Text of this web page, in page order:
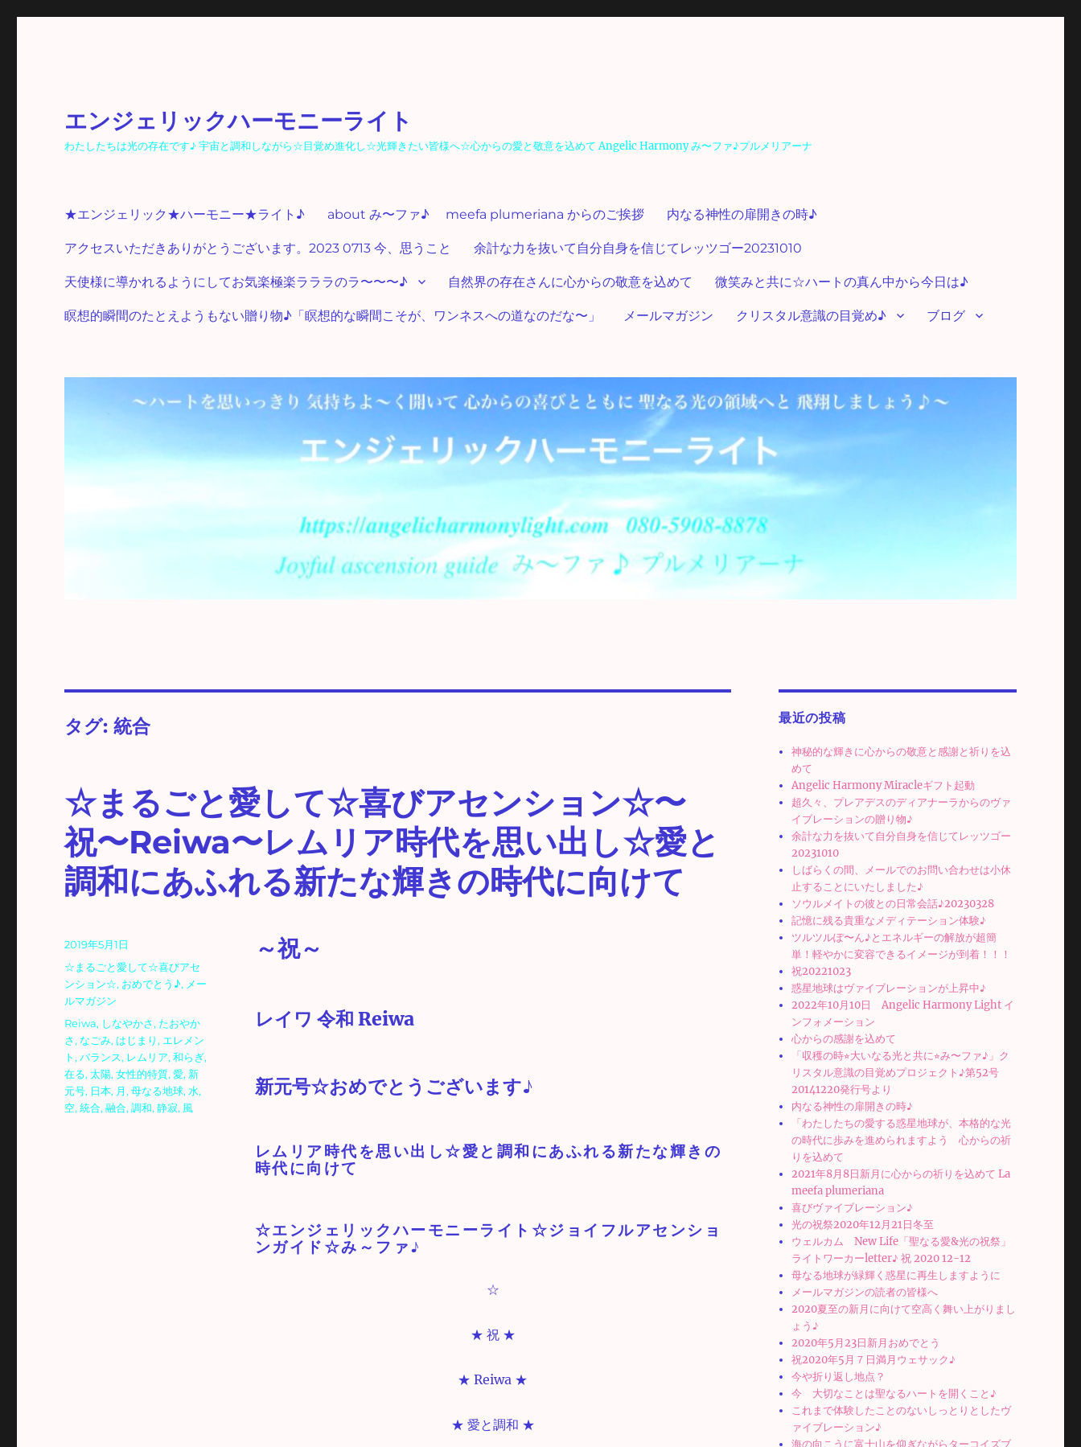
エンジェリックハーモニーライト
わたしたちは光の存在です♪ 宇宙と調和しながら☆目覚め進化し☆光輝きたい皆様へ☆心からの愛と敬意を込めて Angelic Harmony み〜ファ♪プルメリアーナ
★エンジェリック★ハーモニー★ライト♪ about み〜ファ♪ meefa plumeriana からのご挨拶 内なる神性の扉開きの時♪
アクセスいただきありがとうございます。2023 0713 今、思うこと 余計な力を抜いて自分自身を信じてレッツゴー20231010
天使様に導かれるようにしてお気楽極楽ラララのラ〜〜〜♪ 自然界の存在さんに心からの敬意を込めて 微笑みと共に☆ハートの真ん中から今日は♪
瞑想的瞬間のたとえようもない贈り物♪「瞑想的な瞬間こそが、ワンネスへの道なのだな〜」 メールマガジン クリスタル意識の目覚め♪ ブログ
タグ:統合
☆まるごと愛して☆喜びアセンション☆〜
祝〜Reiwa〜レムリア時代を思い出し☆愛と
調和にあふれる新たな輝きの時代に向けて
～祝～
レイワ 令和 Reiwa
新元号☆おめでとうございます♪
レムリア時代を思い出し☆愛と調和にあふれる新たな輝きの
時代に向けて
☆エンジェリックハーモニーライト☆ジョイフルアセンショ
ンガイド☆み～ファ♪
☆
★ 祝 ★
★ Reiwa ★
★ 愛と調和 ★
投
稿
2019年5月1日
カ
テ
ゴ
リ
ー
☆まるごと愛して☆喜びアセ
ンション☆, おめでとう♪, メー
ルマガジン
タ
グ
Reiwa, しなやかさ, たおやか
さ,なごみ, はじまり , エレメン
ト ,バランス, レムリア,和らぎ,
在る,太陽,女性的特質,愛, 新
元号, 日本, 月,母なる地球,水,
空,統合,融合,調和,静寂, 風
最近の投稿
神秘的な輝きに心からの敬意と感謝と祈りを込
めて
Angelic Harmony Miracleギフト起動
超久々、プレアデスのディアナーラからのヴァ
イブレーションの贈り物♪
余計な力を抜いて自分自身を信じてレッツゴー
20231010
しばらくの間、メールでのお問い合わせは小休
止することにいたしました♪
ソウルメイトの彼との日常会話♪20230328
記憶に残る貴重なメディテーション体験♪
ツルツルぽ〜ん♪とエネルギーの解放が超簡
単！軽やかに変容できるイメージが到着！！！
祝20221023
惑星地球はヴァイブレーションが上昇中♪
2022年10月10日 Angelic Harmony Light イ
ンフォメーション
心からの感謝を込めて
「収穫の時⭐︎大いなる光と共に⭐︎み〜ファ♪」ク
リスタル意識の目覚めプロジェクト♪第52号
20141220発行号より
内なる神性の扉開きの時♪
「わたしたちの愛する惑星地球が、本格的な光
の時代に歩みを進められますよう 心からの祈
りを込めて
2021年8月8日新月に心からの祈りを込めて La
meefa plumeriana
喜びヴァイブレーション♪
光の祝祭2020年12月21日冬至
ウェルカム New Life「聖なる愛&光の祝祭」
ライトワーカーletter♪ 祝 2020 12-12
母なる地球が緑輝く惑星に再生しますように
メールマガジンの読者の皆様へ
2020夏至の新月に向けて空高く舞い上がりまし
ょう♪
2020年5月23日新月おめでとう
祝2020年5月７日満月ウェサック♪
今や折り返し地点？
今 大切なことは聖なるハートを開くこと♪
これまで体験したことのないしっとりとしたヴ
ァイブレーション♪